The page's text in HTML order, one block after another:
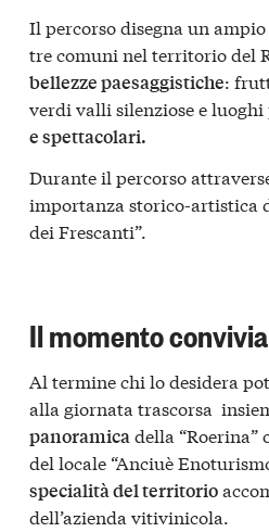
Il percorso disegna un
tre comuni nel territorio del
bellezze paesaggistiche:
verdi valli silenziose e luoghi
e spettacolari.
Durante il percorso
importanza storico-artistica
dei Frescanti”.
Il momento
Al termine chi lo desidera
alla giornata trascorsa
panoramicadella “Roerina”
del locale “Anciuè
specialità del territorio
dell’azienda vitivinicola.